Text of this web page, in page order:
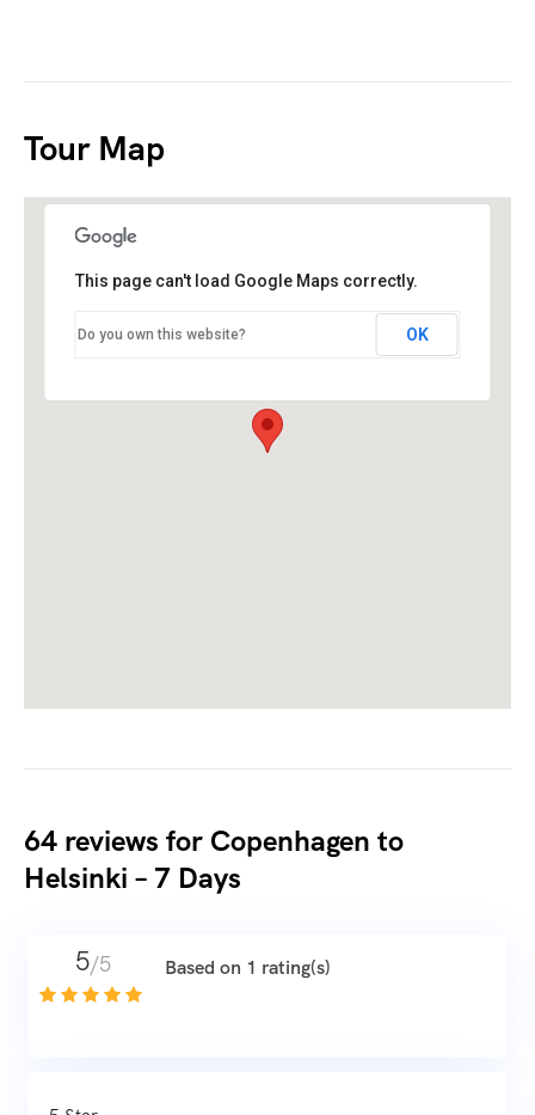
Tour Map
This page can't load Google Maps correctly.
Do you own this website? OK
64 reviews for Copenhagen to
Helsinki – 7 Days
5/5 Based on 1 rating(s)